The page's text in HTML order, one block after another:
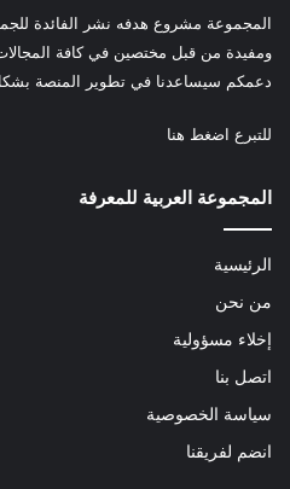
المجموعة مشروع هدفه نشر الفائدة
ومفيدة من قبل مختصين في كافة المجالات
دعمكم سيساعدنا في تطوير المنصة
للتبرع اضغط هنا
المجموعة العربية للمعرفة
الرئيسية
من نحن
إخلاء مسؤولية
اتصل بنا
سياسة الخصوصية
انضم لفريقنا